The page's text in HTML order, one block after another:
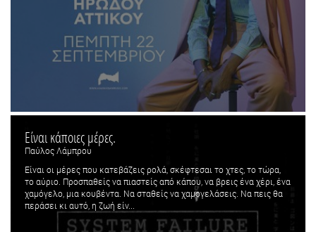
Είναι κάποιες μέρες.
Παύλος Λάμπρου
Είναι οι μέρες που κατεβάζεις ρολά, σκέφτεσαι το χτες, το τώρα,
το αύριο. Προσπαθείς να πιαστείς από κάπου, να βρεις ένα χέρι, ένα
χαμόγελο, μια κουβέντα. Να σταθείς να χαμογελάσεις. Να πεις θα
περάσει κι αυτό, η ζωή είν...